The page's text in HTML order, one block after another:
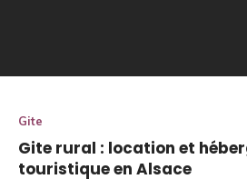
Gite
Gite rural : location et
touristique en Alsace